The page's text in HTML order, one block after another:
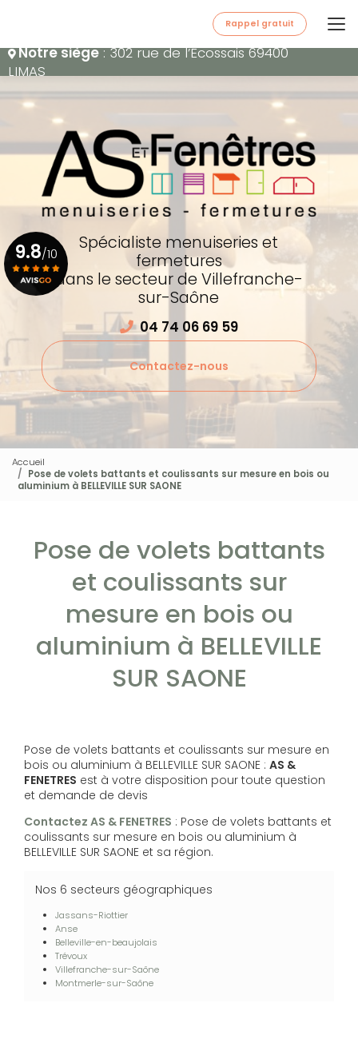
principal
Notre siège: 302 rue de l’Écossais 69400
LIMAS
Rappel gratuit
Spécialiste menuiseries et
fermetures
dans le secteur de Villefranche-
sur-Saône
04 74 06 69 59
Contactez-nous
9.8/10
Accueil
Pose de volets battants et coulissants sur mesure en bois ou
aluminium à BELLEVILLE SUR SAONE
Pose de volets battants
et coulissants sur
mesure en bois ou
aluminium à BELLEVILLE
SUR SAONE
Pose de volets battants et coulissants sur mesure en
bois ou aluminium à BELLEVILLE SUR SAONE : AS &
FENETRES est à votre disposition pour toute question
et demande de devis
Contactez AS & FENETRES : Pose de volets battants et
coulissants sur mesure en bois ou aluminium à
BELLEVILLE SUR SAONE et sa région.
Nos 6 secteurs géographiques
Jassans-Riottier
Anse
Belleville-en-beaujolais
Trévoux
Villefranche-sur-Saône
Montmerle-sur-Saône